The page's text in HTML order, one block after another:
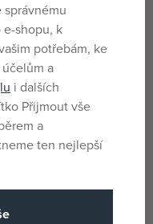
Pro kluky
shopu, k
potřebám, ke
a
i dalších
Přijmout vše
a
ten nejlepší